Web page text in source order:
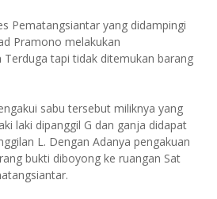
Pematangsiantar yang didampingi
Pramono melakukan
Terduga tapi tidak ditemukan barang
sabu tersebut miliknya yang
laki dipanggil G dan ganja didapat
L. Dengan Adanya pengakuan
bukti diboyong ke ruangan Sat